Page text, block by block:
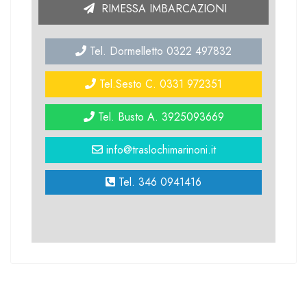
RIMESSA IMBARCAZIONI
Tel. Dormelletto 0322 497832
Tel.Sesto C. 0331 972351
Tel. Busto A. 3925093669
info@traslochimarinoni.it
Tel. 346 0941416